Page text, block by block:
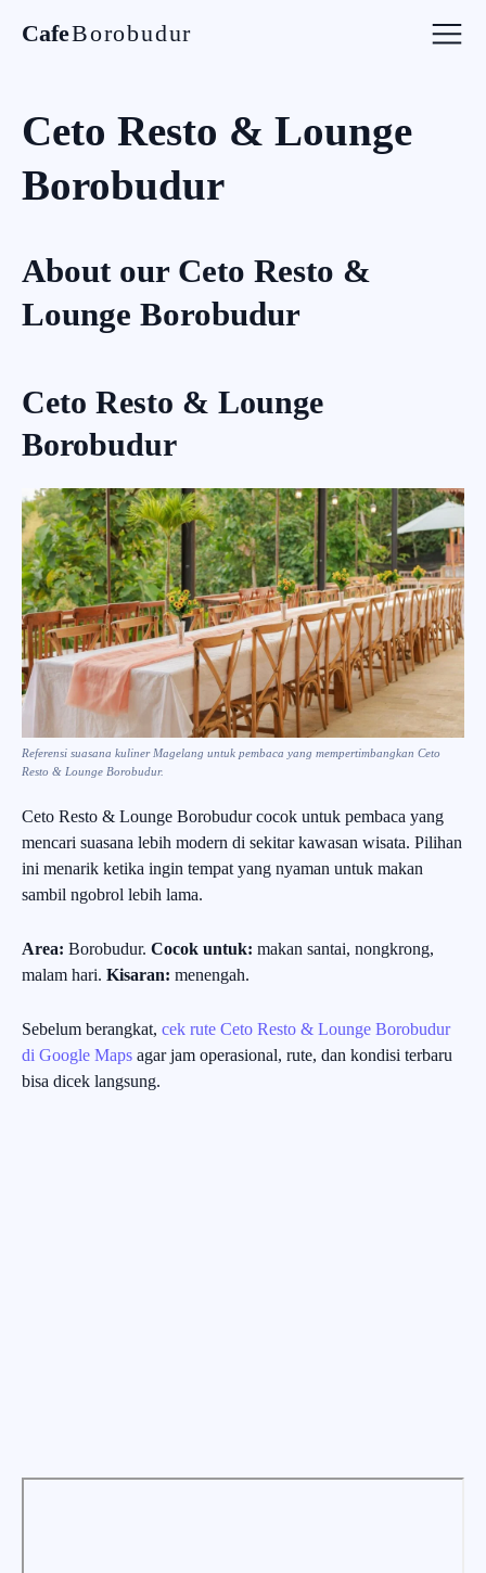
CafeBorobudur
Ceto Resto & Lounge
Borobudur
About our Ceto Resto &
Lounge Borobudur
Ceto Resto & Lounge
Borobudur
Referensi suasana kuliner Magelang untuk pembaca yang mempertimbangkan Ceto
Resto & Lounge Borobudur.
Ceto Resto & Lounge Borobudur cocok untuk pembaca yang
mencari suasana lebih modern di sekitar kawasan wisata. Pilihan
ini menarik ketika ingin tempat yang nyaman untuk makan
sambil ngobrol lebih lama.
Area: Borobudur. Cocok untuk: makan santai, nongkrong,
malam hari. Kisaran: menengah.
Sebelum berangkat, cek rute Ceto Resto & Lounge Borobudur
di Google Maps agar jam operasional, rute, dan kondisi terbaru
bisa dicek langsung.